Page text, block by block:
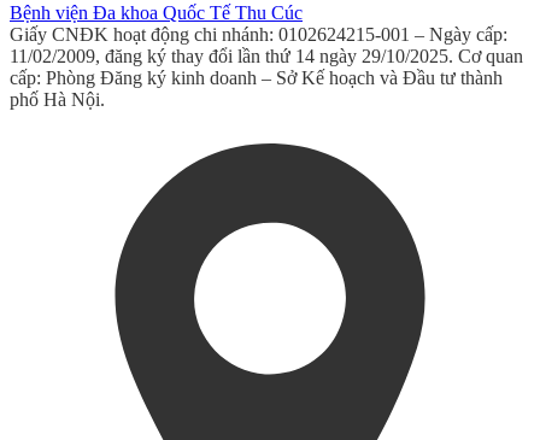
Bệnh viện Đa khoa Quốc Tế Thu Cúc
Giấy CNĐK hoạt động chi nhánh: 0102624215-001 – Ngày cấp:
11/02/2009, đăng ký thay đổi lần thứ 14 ngày 29/10/2025. Cơ quan
cấp: Phòng Đăng ký kinh doanh – Sở Kế hoạch và Đầu tư thành
phố Hà Nội.